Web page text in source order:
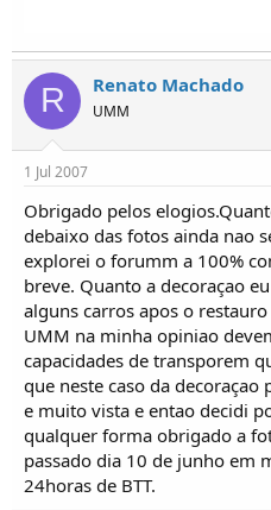
R Renato Machado
UMM
1 Jul 2007
Obrigado pelos
debaixo das fotos ainda nao
explorei o forumm a 100%
breve. Quanto a decoraçao
alguns carros apos o
UMM na minha opiniao
capacidades de transporem
que neste caso da decoraçao
e muito vista e entao decidi
qualquer forma obrigado a
passado dia 10 de junho em
24horas de BTT.